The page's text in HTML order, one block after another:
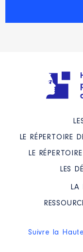
LE RÉPERTOIRE
LE
LES
LA
Suivre la